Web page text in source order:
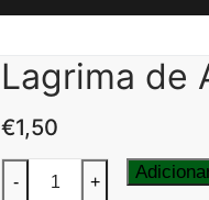
Lagrima de
€1,50
Quantidade
- +